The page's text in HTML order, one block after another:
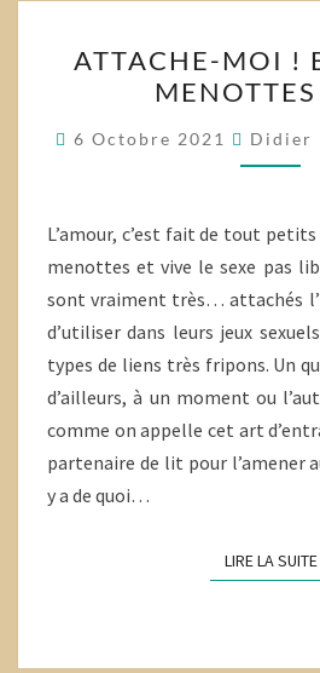
MOI
!
ATTACHE-MOI !
MENOTTES
6 Octobre 2021 Didier
L’amour, c’est fait de tout
menottes et vive le sexe pas
sont vraiment très… attachés
d’utiliser dans leurs jeux
types de liens très fripons. Un
d’ailleurs, à un moment ou
comme on appelle cet art
partenaire de lit pour l’amener
y a de quoi…
LIRE LA SUITE